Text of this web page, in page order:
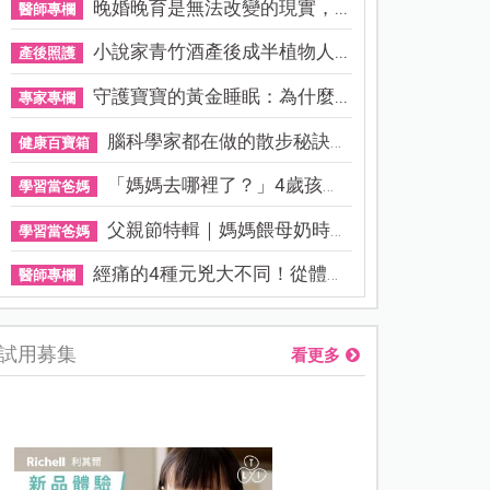
醫師專欄 晚婚晚育是無法改變的現實，...
產後照護 小說家青竹酒產後成半植物人...
專家專欄 守護寶寶的黃金睡眠：為什麼...
健康百寶箱 腦科學家都在做的散步秘訣！...
學習當爸媽 「媽媽去哪裡了？」4歲孩子還...
學習當爸媽 父親節特輯｜媽媽餵母奶時，...
醫師專欄 經痛的4種元兇大不同！從體質...
用募集 看更多